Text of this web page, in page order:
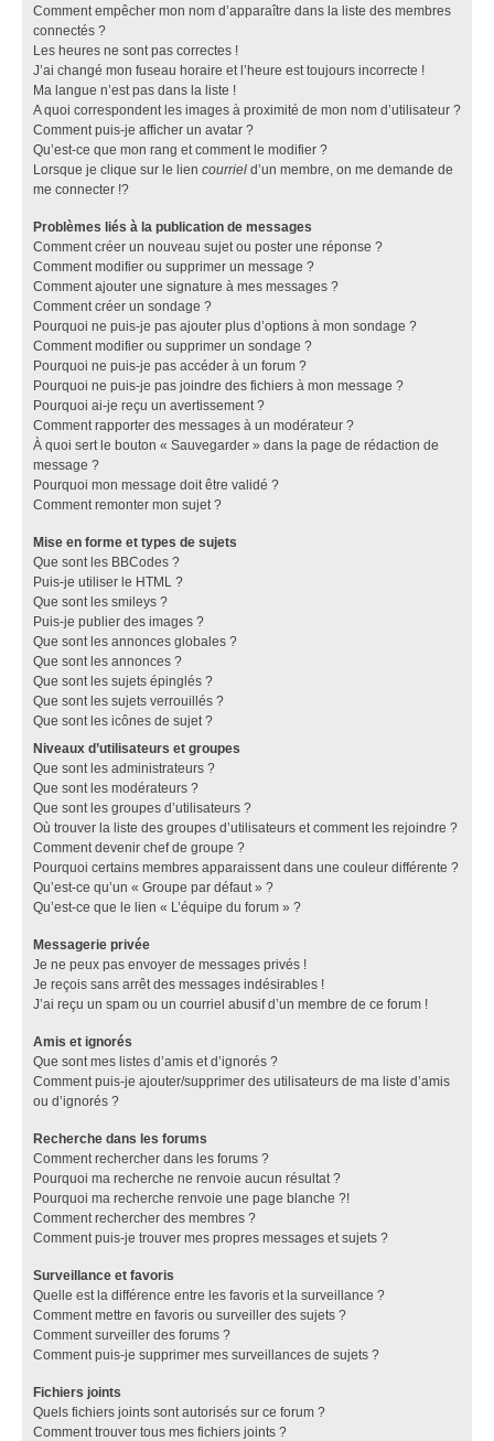
Comment empêcher mon nom d’apparaître dans la liste des membres
connectés ?
Les heures ne sont pas correctes !
J’ai changé mon fuseau horaire et l’heure est toujours incorrecte !
Ma langue n’est pas dans la liste !
A quoi correspondent les images à proximité de mon nom d’utilisateur ?
Comment puis-je afficher un avatar ?
Qu’est-ce que mon rang et comment le modifier ?
Lorsque je clique sur le lien courriel d’un membre, on me demande de
me connecter !?
Problèmes liés à la publication de messages
Comment créer un nouveau sujet ou poster une réponse ?
Comment modifier ou supprimer un message ?
Comment ajouter une signature à mes messages ?
Comment créer un sondage ?
Pourquoi ne puis-je pas ajouter plus d’options à mon sondage ?
Comment modifier ou supprimer un sondage ?
Pourquoi ne puis-je pas accéder à un forum ?
Pourquoi ne puis-je pas joindre des fichiers à mon message ?
Pourquoi ai-je reçu un avertissement ?
Comment rapporter des messages à un modérateur ?
À quoi sert le bouton « Sauvegarder » dans la page de rédaction de
message ?
Pourquoi mon message doit être validé ?
Comment remonter mon sujet ?
Mise en forme et types de sujets
Que sont les BBCodes ?
Puis-je utiliser le HTML ?
Que sont les smileys ?
Puis-je publier des images ?
Que sont les annonces globales ?
Que sont les annonces ?
Que sont les sujets épinglés ?
Que sont les sujets verrouillés ?
Que sont les icônes de sujet ?
Niveaux d’utilisateurs et groupes
Que sont les administrateurs ?
Que sont les modérateurs ?
Que sont les groupes d’utilisateurs ?
Où trouver la liste des groupes d’utilisateurs et comment les rejoindre ?
Comment devenir chef de groupe ?
Pourquoi certains membres apparaissent dans une couleur différente ?
Qu’est-ce qu’un « Groupe par défaut » ?
Qu’est-ce que le lien « L’équipe du forum » ?
Messagerie privée
Je ne peux pas envoyer de messages privés !
Je reçois sans arrêt des messages indésirables !
J’ai reçu un spam ou un courriel abusif d’un membre de ce forum !
Amis et ignorés
Que sont mes listes d’amis et d’ignorés ?
Comment puis-je ajouter/supprimer des utilisateurs de ma liste d’amis
ou d’ignorés ?
Recherche dans les forums
Comment rechercher dans les forums ?
Pourquoi ma recherche ne renvoie aucun résultat ?
Pourquoi ma recherche renvoie une page blanche ?!
Comment rechercher des membres ?
Comment puis-je trouver mes propres messages et sujets ?
Surveillance et favoris
Quelle est la différence entre les favoris et la surveillance ?
Comment mettre en favoris ou surveiller des sujets ?
Comment surveiller des forums ?
Comment puis-je supprimer mes surveillances de sujets ?
Fichiers joints
Quels fichiers joints sont autorisés sur ce forum ?
Comment trouver tous mes fichiers joints ?